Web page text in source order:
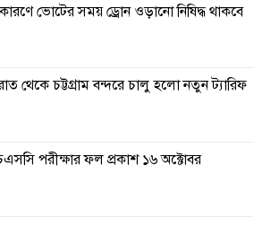
ভোটের সময় ড্রোন ওড়ানো নিষিদ্ধ থাকবে
থেকে চট্টগ্রাম বন্দরে চালু হলো নতুন ট্যারিফ
পরীক্ষার ফল প্রকাশ ১৬ অক্টোবর